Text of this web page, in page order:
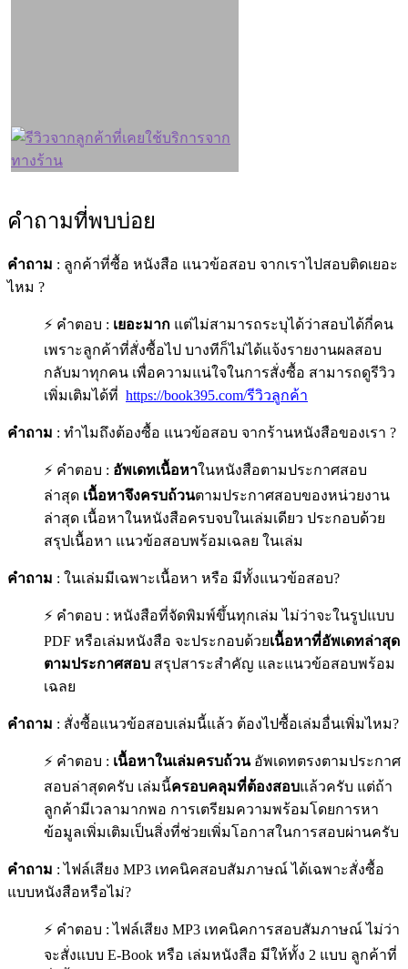
คำถามที่พบบ่อย
คำถาม : ลูกค้าที่ซื้อ หนังสือ แนวข้อสอบ จากเราไปสอบติดเยอะ
ไหม ?
⚡ คำตอบ : เยอะมาก แต่ไม่สามารถระบุได้ว่าสอบได้กี่คน
เพราะลูกค้าที่สั่งซื้อไป บางทีก็ไม่ได้แจ้งรายงานผลสอบ
กลับมาทุกคน เพื่อความแน่ใจในการสั่งซื้อ สามารถดูรีวิว
เพิ่มเติมได้ที่ https://book395.com/รีวิวลูกค้า
คำถาม : ทำไมถึงต้องซื้อ แนวข้อสอบ จากร้านหนังสือของเรา ?
⚡ คำตอบ : อัพเดทเนื้อหาในหนังสือตามประกาศสอบ
ล่าสุด เนื้อหาจึงครบถ้วนตามประกาศสอบของหน่วยงาน
ล่าสุด เนื้อหาในหนังสือครบจบในเล่มเดียว ประกอบด้วย
สรุปเนื้อหา แนวข้อสอบพร้อมเฉลย ในเล่ม
คำถาม : ในเล่มมีเฉพาะเนื้อหา หรือ มีทั้งแนวข้อสอบ?
⚡ คำตอบ : หนังสือที่จัดพิมพ์ขึ้นทุกเล่ม ไม่ว่าจะในรูปแบบ
PDF หรือเล่มหนังสือ จะประกอบด้วยเนื้อหาที่อัพเดทล่าสุด
ตามประกาศสอบ สรุปสาระสำคัญ และแนวข้อสอบพร้อม
เฉลย
คำถาม : สั่งซื้อแนวข้อสอบเล่มนี้แล้ว ต้องไปซื้อเล่มอื่นเพิ่มไหม?
⚡ คำตอบ : เนื้อหาในเล่มครบถ้วนอัพเดทตรงตามประกาศ
สอบล่าสุดครับ เล่มนี้ครอบคลุมที่ต้องสอบแล้วครับ แต่ถ้า
ลูกค้ามีเวลามากพอ การเตรียมความพร้อมโดยการหา
ข้อมูลเพิ่มเติมเป็นสิ่งที่ช่วยเพิ่มโอกาสในการสอบผ่านครับ
คำถาม : ไฟล์เสียง MP3 เทคนิคสอบสัมภาษณ์ ได้เฉพาะสั่งซื้อ
แบบหนังสือหรือไม่?
⚡ คำตอบ : ไฟล์เสียง MP3 เทคนิคการสอบสัมภาษณ์ ไม่ว่า
จะสั่งแบบ E-Book หรือ เล่มหนังสือ มีให้ทั้ง 2 แบบ ลูกค้าที่